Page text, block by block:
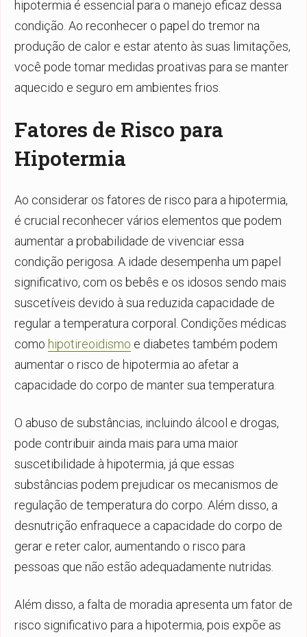
hipotermia é essencial para o manejo eficaz dessa
condição. Ao reconhecer o papel do tremor na
produção de calor e estar atento às suas limitações,
você pode tomar medidas proativas para se manter
aquecido e seguro em ambientes frios.
Fatores de Risco para
Hipotermia
Ao considerar os fatores de risco para a hipotermia,
é crucial reconhecer vários elementos que podem
aumentar a probabilidade de vivenciar essa
condição perigosa. A idade desempenha um papel
significativo, com os bebês e os idosos sendo mais
suscetíveis devido à sua reduzida capacidade de
regular a temperatura corporal. Condições médicas
como hipotireoidismo e diabetes também podem
aumentar o risco de hipotermia ao afetar a
capacidade do corpo de manter sua temperatura.
O abuso de substâncias, incluindo álcool e drogas,
pode contribuir ainda mais para uma maior
suscetibilidade à hipotermia, já que essas
substâncias podem prejudicar os mecanismos de
regulação de temperatura do corpo. Além disso, a
desnutrição enfraquece a capacidade do corpo de
gerar e reter calor, aumentando o risco para
pessoas que não estão adequadamente nutridas.
Além disso, a falta de moradia apresenta um fator de
risco significativo para a hipotermia, pois expõe as